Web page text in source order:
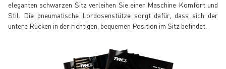
eleganten schwarzen Sitz verleihen Sie einer Maschine Komfort und
Stil. Die pneumatische Lordosenstütze sorgt dafür, dass sich der
untere Rücken in der richtigen, bequemen Position im Sitz befindet.